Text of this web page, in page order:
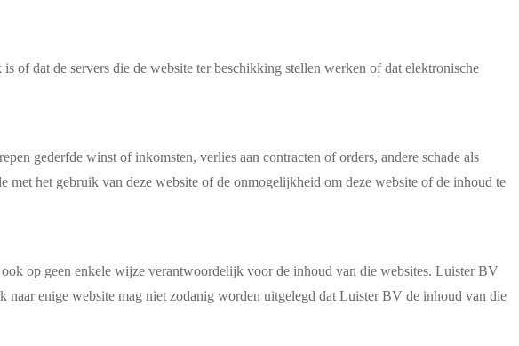
of dat de servers die de website ter beschikking stellen werken of dat elektronische
gederfde winst of inkomsten, verlies aan contracten of orders, andere schade als
het gebruik van deze website of de onmogelijkheid om deze website of de inhoud te
op geen enkele wijze verantwoordelijk voor de inhoud van die websites. Luister BV
enige website mag niet zodanig worden uitgelegd dat Luister BV de inhoud van die